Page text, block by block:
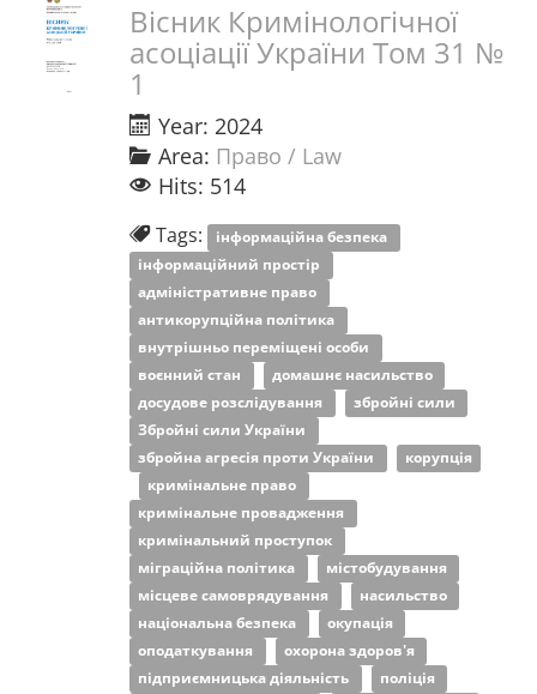
Вісник Кримінологічної
асоціації України Том 31 №
1
Year: 2024
Area: Право / Law
Hits: 514
Tags: інформаційна безпека
інформаційний простір
адміністративне право
антикорупційна політика
внутрішньо переміщені особи
воєнний стан
домашнє насильство
досудове розслідування
збройні сили
Збройні сили України
збройна агресія проти України
корупція
кримінальне право
кримінальне провадження
кримінальний проступок
міграційна політика
містобудування
місцеве самоврядування
насильство
національна безпека
окупація
оподаткування
охорона здоров'я
підприємницька діяльність
поліція